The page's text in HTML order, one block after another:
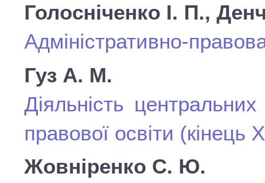
Голосніченко І. П.,
Адміністративно-
Гуз А. М.
Діяльність
правової освіти (кінець
Жовніренко С. Ю.